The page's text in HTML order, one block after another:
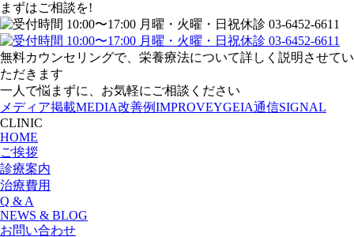
まずはご相談を!
無料カウンセリングで、栄養療法について詳しく説明させてい
ただきます
一人で悩まずに、お気軽にご相談ください
メディア掲載MEDIA改善例IMPROVEYGEIA通信SIGNAL
CLINIC
HOME
ご挨拶
診療案内
治療費用
Q & A
NEWS & BLOG
お問い合わせ